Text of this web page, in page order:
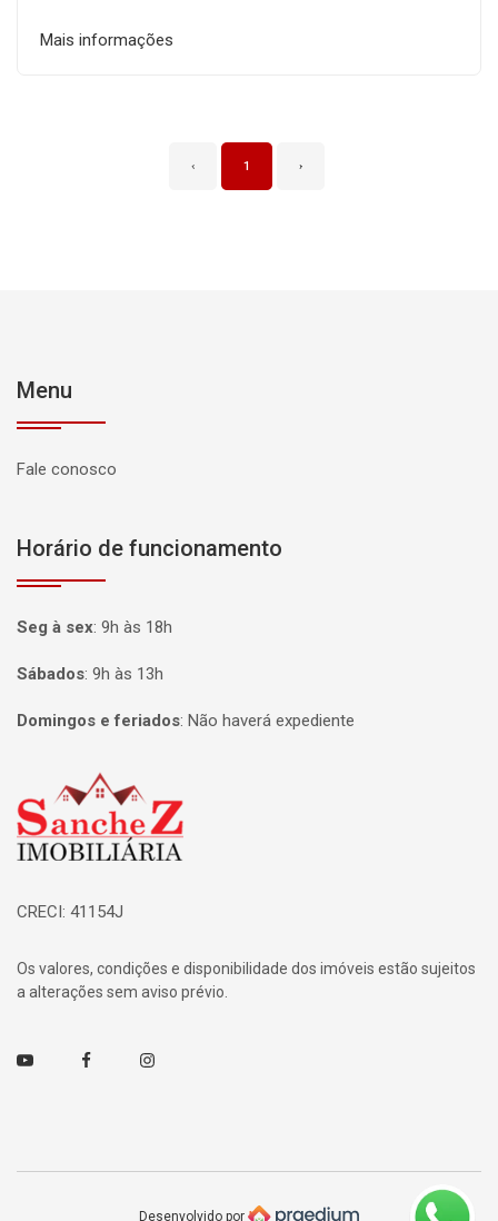
Mais informações
‹ 1 ›
Menu
Fale conosco
Horário de funcionamento
Seg à sex: 9h às 18h
Sábados: 9h às 13h
Domingos e feriados: Não haverá expediente
Página inicial
CRECI: 41154J
Os valores, condições e disponibilidade dos imóveis estão sujeitos
a alterações sem aviso prévio.
Youtube FacebookInstagram
Desenvolvido por